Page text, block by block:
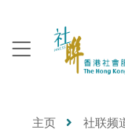
主页 社联频